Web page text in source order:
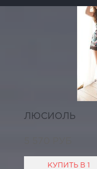
ЛЮСИОЛЬ
КУПИТЬ В 1